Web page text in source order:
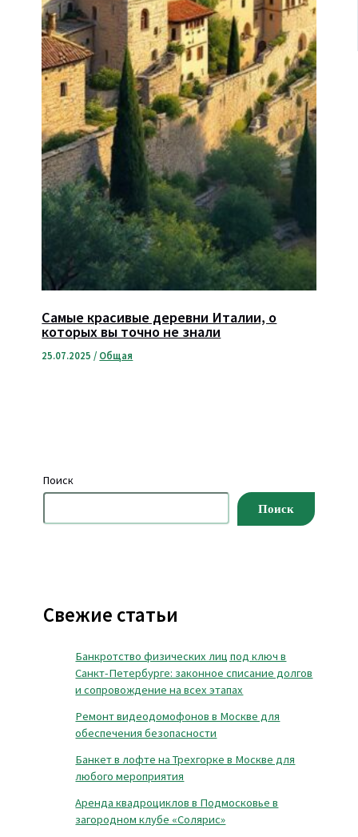
Самые красивые деревни Италии, о
которых вы точно не знали
25.07.2025 / Общая
Поиск
Поиск
Свежие статьи
Банкротство физических лиц под ключ в
Санкт-Петербурге: законное списание долгов
и сопровождение на всех этапах
Ремонт видеодомофонов в Москве для
обеспечения безопасности
Банкет в лофте на Трехгорке в Москве для
любого мероприятия
Аренда квадроциклов в Подмосковье в
загородном клубе «Солярис»